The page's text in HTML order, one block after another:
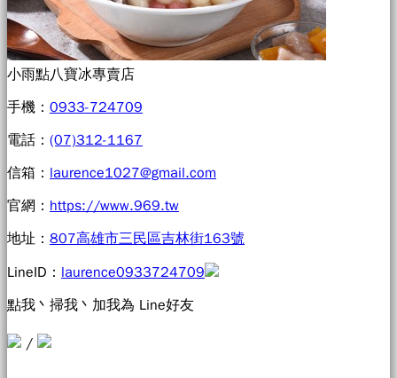
小雨點八寶冰專賣店
手機： 0933-724709
電話： (07)312-1167
信箱： laurence1027@gmail.com
官網： https://www.969.tw
地址： 807高雄市三民區吉林街163號
LineID： laurence0933724709
點我丶掃我丶加我為 Line好友
/